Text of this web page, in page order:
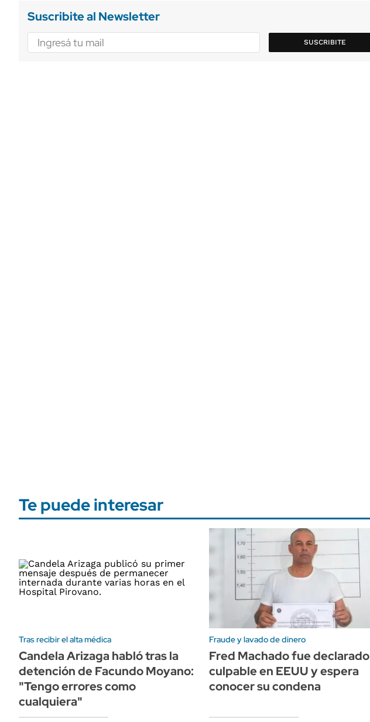
Suscribite al Newsletter
SUSCRIBITE
Te puede interesar
Tras recibir el alta médica
Candela Arizaga habló tras la
detención de Facundo Moyano:
"Tengo errores como
cualquiera"
Fraude y lavado de dinero
Fred Machado fue declarado
culpable en EEUU y espera
conocer su condena